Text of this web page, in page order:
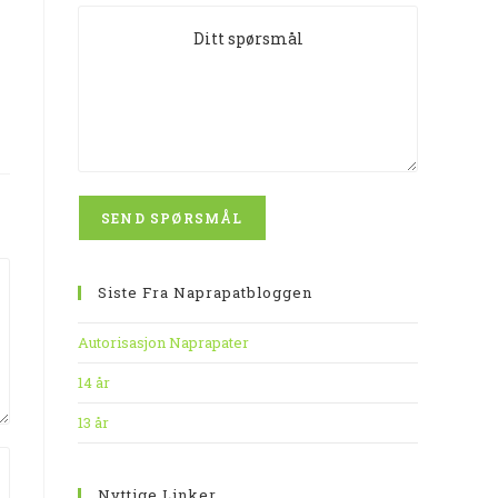
Siste Fra Naprapatbloggen
Autorisasjon Naprapater
14 år
13 år